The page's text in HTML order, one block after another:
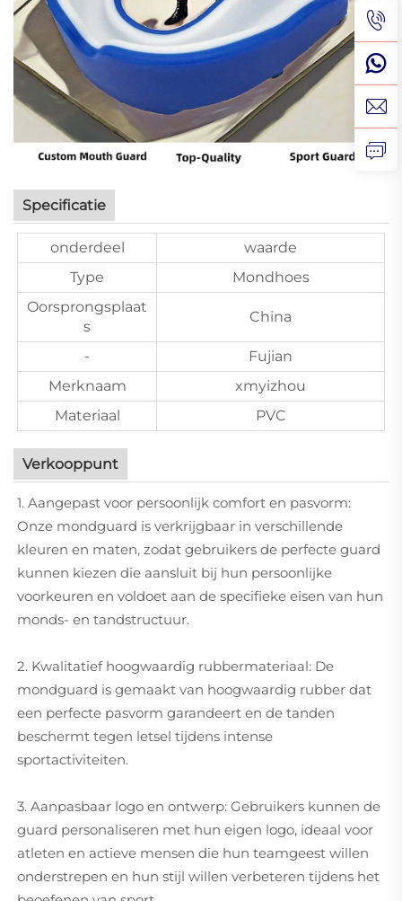
Specificatie
onderdeel
waarde
Type
Mondhoes
Oorsprongsplaat
s
China
-
Fujian
Merknaam
xmyizhou
Materiaal
PVC
Verkooppunt
1. Aangepast voor persoonlijk comfort en pasvorm:
Onze mondguard is verkrijgbaar in verschillende
kleuren en maten, zodat gebruikers de perfecte guard
kunnen kiezen die aansluit bij hun persoonlijke
voorkeuren en voldoet aan de specifieke eisen van hun
monds- en tandstructuur.
2. Kwalitatief hoogwaardig rubbermateriaal: De
mondguard is gemaakt van hoogwaardig rubber dat
een perfecte pasvorm garandeert en de tanden
beschermt tegen letsel tijdens intense
sportactiviteiten.
3. Aanpasbaar logo en ontwerp: Gebruikers kunnen de
guard personaliseren met hun eigen logo, ideaal voor
atleten en actieve mensen die hun teamgeest willen
onderstrepen en hun stijl willen verbeteren tijdens het